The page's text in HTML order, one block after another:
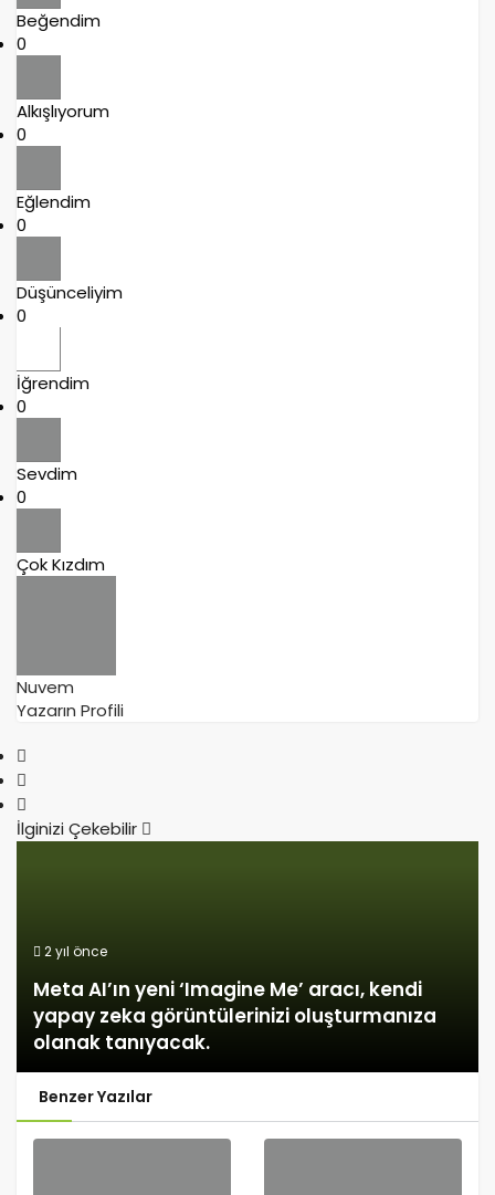
Beğendim
0
Alkışlıyorum
0
Eğlendim
0
Düşünceliyim
0
İğrendim
0
Sevdim
0
Çok Kızdım
Nuvem
Yazarın Profili
İlginizi Çekebilir
2 yıl önce
Meta AI’ın yeni ‘Imagine Me’ aracı, kendi
yapay zeka görüntülerinizi oluşturmanıza
olanak tanıyacak.
Benzer Yazılar